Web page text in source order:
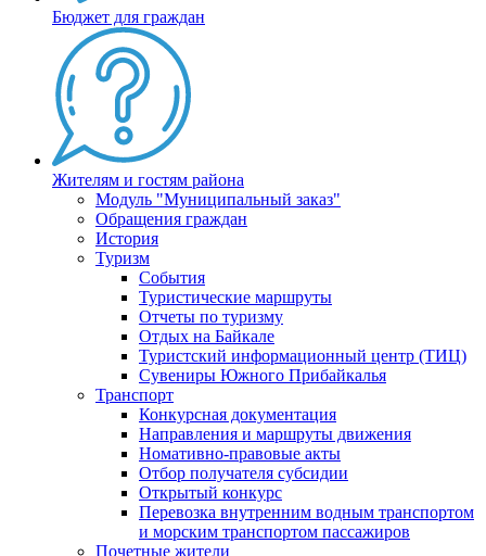
Бюджет для граждан
Жителям и гостям района
Модуль "Муниципальный заказ"
Обращения граждан
История
Туризм
События
Туристические маршруты
Отчеты по туризму
Отдых на Байкале
Туристский информационный центр (ТИЦ)
Сувениры Южного Прибайкалья
Транспорт
Конкурсная документация
Направления и маршруты движения
Номативно-правовые акты
Отбор получателя субсидии
Открытый конкурс
Перевозка внутренним водным транспортом
и морским транспортом пассажиров
Почетные жители